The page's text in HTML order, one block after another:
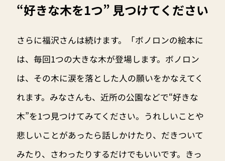
“好きな木を1つ” 見つけてください
さらに福沢さんは続けます。「ボノロンの絵本に
は、毎回1つの大きな木が登場します。ボノロン
は、その木に涙を落とした人の願いをかなえてく
れます。みなさんも、近所の公園などで“好きな
木”を1つ見つけてみてください。うれしいことや
悲しいことがあったら話しかけたり、だきついて
みたり、さわったりするだけでもいいです。きっ